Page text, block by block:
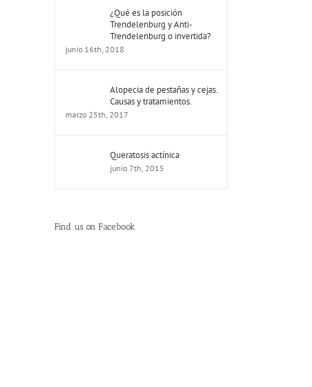
¿Qué es la posición
Trendelenburg y Anti-
Trendelenburg o invertida?
junio 16th, 2018
Alopecia de pestañas y cejas.
Causas y tratamientos.
marzo 25th, 2017
Queratosis actínica
junio 7th, 2015
Find us on Facebook